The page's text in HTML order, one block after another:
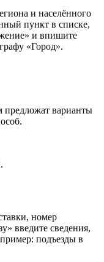
и населённого
пункт в списке,
и впишите
«Город».
предложат варианты
номер
введите сведения,
подъезды в